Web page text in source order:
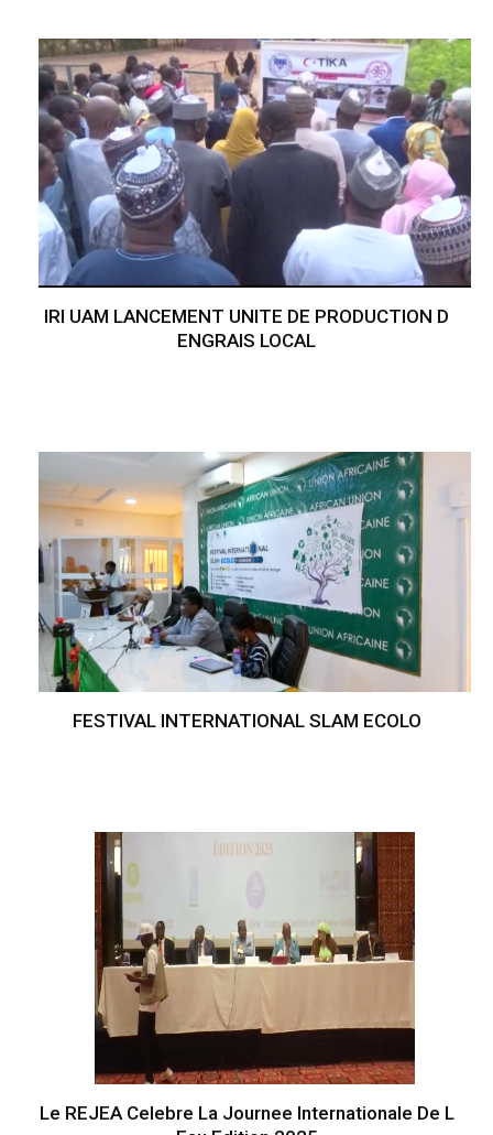
IRI UAM LANCEMENT UNITE DE PRODUCTION D
ENGRAIS LOCAL
FESTIVAL INTERNATIONAL SLAM ECOLO
Le REJEA Celebre La Journee Internationale De L